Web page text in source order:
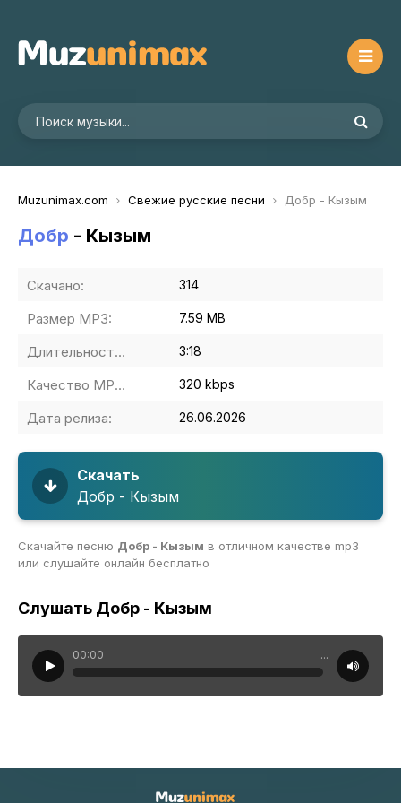
Muzunimax.com Свежие русские песни Добр - Кызым
Добр - Кызым
Скачано: 314
Размер MP3: 7.59 MB
Длительность MP3: 3:18
Качество MP3: 320 kbps
Дата релиза: 26.06.2026
Скачать
Добр - Кызым
Скачайте песню Добр - Кызым в отличном качестве mp3
или слушайте онлайн бесплатно
Слушать Добр - Кызым
00:00 ...